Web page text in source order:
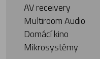
AV receivery
Multiroom Audio
Domácí kino
Mikrosystémy